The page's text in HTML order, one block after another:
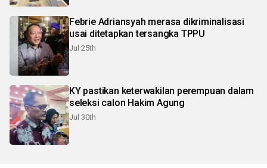
Febrie Adriansyah merasa dikriminalisasi
usai ditetapkan tersangka TPPU
Jul 25th
KY pastikan keterwakilan perempuan dalam
seleksi calon Hakim Agung
Jul 30th